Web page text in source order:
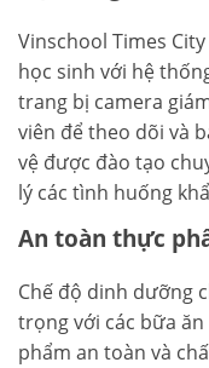
Vinschool Times
học sinh với hệ
trang bị camera
viên để theo dõi và
vệ được đào tạo
lý các tình huống
An toàn thực
Chế độ dinh dưỡng
trọng với các bữa
phẩm an toàn và